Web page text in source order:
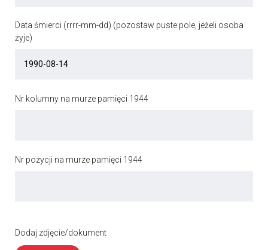
Data śmierci (rrrr-mm-dd) (pozostaw puste pole, jeżeli osoba
żyje)
Nr kolumny na murze pamięci 1944
Nr pozycji na murze pamięci 1944
Dodaj zdjęcie/dokument